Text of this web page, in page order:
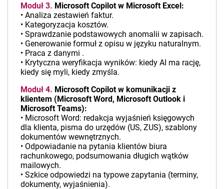
Moduł 3. Microsoft Copilot w Microsoft Excel:
• Analiza zestawień faktur.
• Kategoryzacja kosztów.
• Sprawdzanie podstawowych anomalii w zapisach.
• Generowanie formuł z opisu w języku naturalnym.
• Praca z danymi .
• Krytyczna weryfikacja wyników: kiedy AI ma rację,
kiedy się myli, kiedy zmyśla.
Moduł 4. Microsoft Copilot w komunikacji z
klientem (Microsoft Word, Microsoft Outlook i
Microsoft Teams):
• Microsoft Word: redakcja wyjaśnień księgowych
dla klienta, pisma do urzędów (US, ZUS), szablony
dokumentów wewnętrznych.
• Odpowiadanie na pytania klientów biura
rachunkowego, podsumowania długich wątków
mailowych.
• Szkice odpowiedzi na typowe zapytania (terminy,
dokumenty, wyjaśnienia).